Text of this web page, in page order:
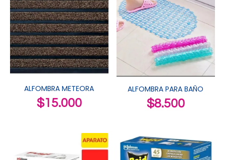
ALFOMBRA METEORA
$15.000
ALFOMBRA PARA BAÑO
$8.500